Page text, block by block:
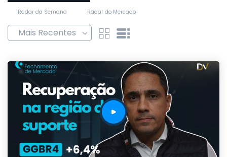
Radar da Semana Radar do Mercado